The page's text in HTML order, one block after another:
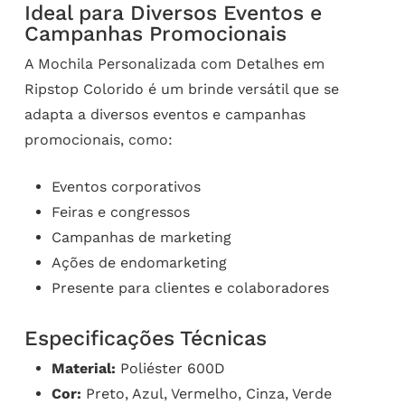
Ideal para Diversos Eventos e
Campanhas Promocionais
A Mochila Personalizada com Detalhes em
Ripstop Colorido é um brinde versátil que se
adapta a diversos eventos e campanhas
promocionais, como:
Eventos corporativos
Feiras e congressos
Campanhas de marketing
Ações de endomarketing
Presente para clientes e colaboradores
Especificações Técnicas
Material: Poliéster 600D
Cor: Preto, Azul, Vermelho, Cinza, Verde